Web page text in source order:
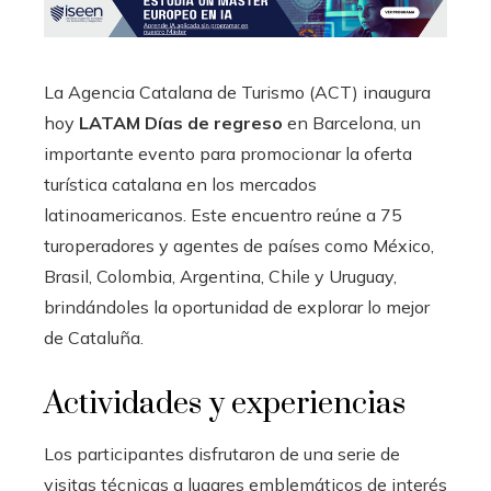
La Agencia Catalana de Turismo (ACT) inaugura
hoy LATAM Días de regreso en Barcelona, ​​un
importante evento para promocionar la oferta
turística catalana en los mercados
latinoamericanos. Este encuentro reúne a 75
turoperadores y agentes de países como México,
Brasil, Colombia, Argentina, Chile y Uruguay,
brindándoles la oportunidad de explorar lo mejor
de Cataluña.
Actividades y experiencias
Los participantes disfrutaron de una serie de
visitas técnicas a lugares emblemáticos de interés